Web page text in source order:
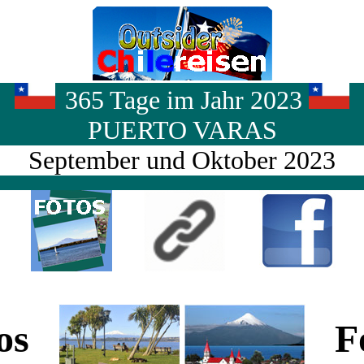
365 Tage im Jahr 2023
PUERTO VARAS
September und Oktober 2023